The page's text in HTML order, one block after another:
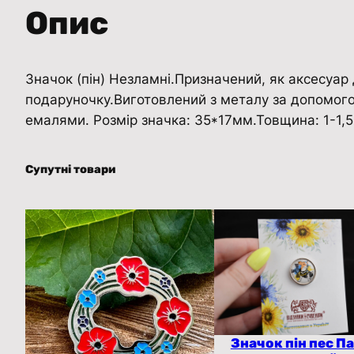
Опис
Значок (пін) Незламні.Призначений, як
подаруночку.Виготовлений з металу за
емалями. Розмір значка: 35*17мм.Товщина: 1-
Супутні товари
Значок пін пес